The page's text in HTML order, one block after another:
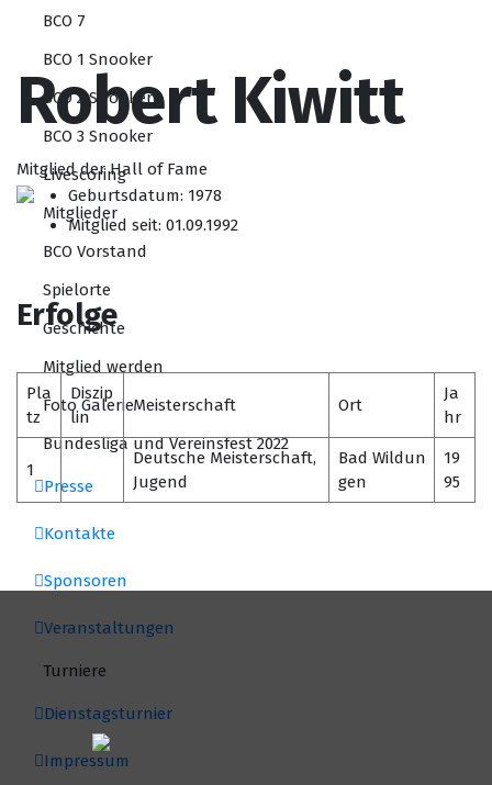
BCO 7
BCO 1 Snooker
BCO 2 Snooker
BCO 3 Snooker
Livescoring
Mitglieder
BCO Vorstand
Spielorte
Geschichte
Mitglied werden
Foto Galerie
Bundesliga und Vereinsfest 2022
Presse
Kontakte
Sponsoren
Veranstaltungen
Turniere
Dienstagsturnier
Impressum
Robert Kiwitt
Mitglied der Hall of Fame
Geburtsdatum: 1978
Mitglied seit: 01.09.1992
Erfolge
Pla
tz
Diszip
lin
Meisterschaft Ort
Ja
hr
1
Deutsche Meisterschaft,
Jugend
Bad Wildun
gen
19
95